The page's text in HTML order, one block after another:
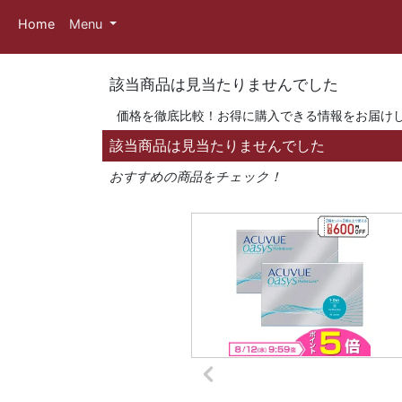
Home Menu
該当商品は見当たりませんでした
価格を徹底比較！お得に購入できる情報をお届け
該当商品は見当たりませんでした
おすすめの商品をチェック！